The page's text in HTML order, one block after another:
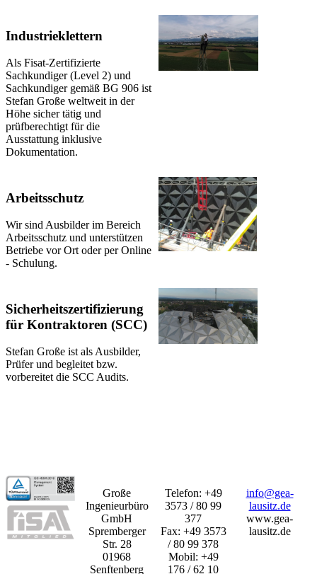
Industrieklettern
Als Fisat-Zertifizierte
Sachkundiger (Level 2) und
Sachkundiger gemäß BG 906 ist
Stefan Große weltweit in der
Höhe sicher tätig und
prüfberechtigt für die
Ausstattung inklusive
Dokumentation.
Arbeitsschutz
Wir sind Ausbilder im Bereich
Arbeitsschutz und unterstützen
Betriebe vor Ort oder per Online
- Schulung.
Sicherheitszertifizierung
für Kontraktoren (SCC)
Stefan Große ist als Ausbilder,
Prüfer und begleitet bzw.
vorbereitet die SCC Audits.
Große
Ingenieurbüro
GmbH
Spremberger
Str. 28
01968
Senftenberg
Telefon: +49
3573 / 80 99
377
Fax: +49 3573
/ 80 99 378
Mobil: +49
176 / 62 10
info@gea-
lausitz.de
www.gea-
lausitz.de